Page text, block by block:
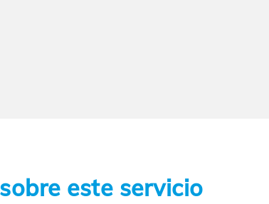
este servicio